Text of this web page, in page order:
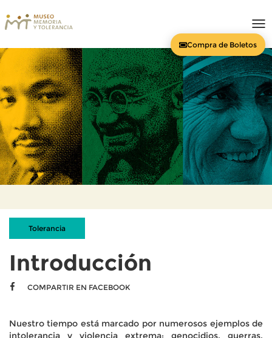
Tolerancia
Introducción
COMPARTIR EN FACEBOOK
Nuestro tiempo está marcado por numerosos ejemplos de
intolerancia y violencia extrema: genocidios, guerras,
Compra de Boletos